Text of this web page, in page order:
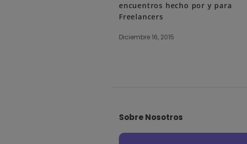
encuentros hecho por y para
Freelancers
Diciembre 16, 2015
Sobre Nosotros